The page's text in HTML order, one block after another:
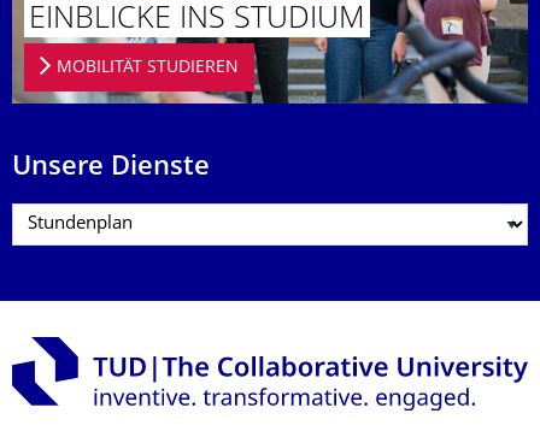
EINBLICKE INS STUDIUM
MOBILITÄT STUDIEREN
Unsere Dienste